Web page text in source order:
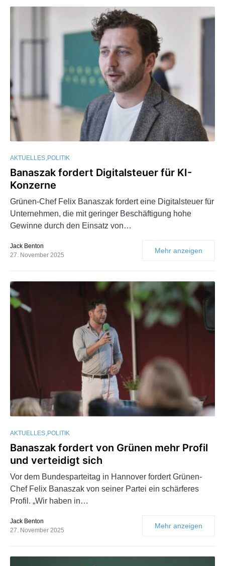
AKTUELLES POLITIK
Banaszak fordert Digitalsteuer für KI-
Konzerne
Grünen-Chef Felix Banaszak fordert eine Digitalsteuer für
Unternehmen, die mit geringer Beschäftigung hohe
Gewinne durch den Einsatz von…
Jack Benton
27. November 2025
Mehr anzeigen
AKTUELLES POLITIK
Banaszak fordert von Grünen mehr Profil
und verteidigt sich
Vor dem Bundesparteitag in Hannover fordert Grünen-
Chef Felix Banaszak von seiner Partei ein schärferes
Profil. „Wir haben in…
Jack Benton
27. November 2025
Mehr anzeigen